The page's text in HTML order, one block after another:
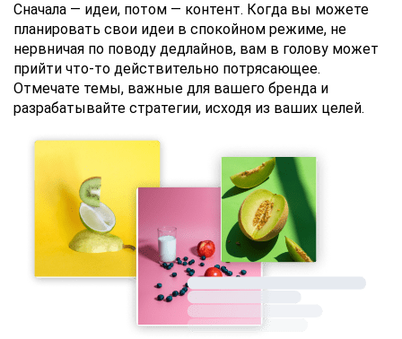
Сначала — идеи, потом — контент. Когда вы можете
планировать свои идеи в спокойном режиме, не
нервничая по поводу дедлайнов, вам в голову может
прийти что-то действительно потрясающее.
Отмечате темы, важные для вашего бренда и
разрабатывайте стратегии, исходя из ваших целей.